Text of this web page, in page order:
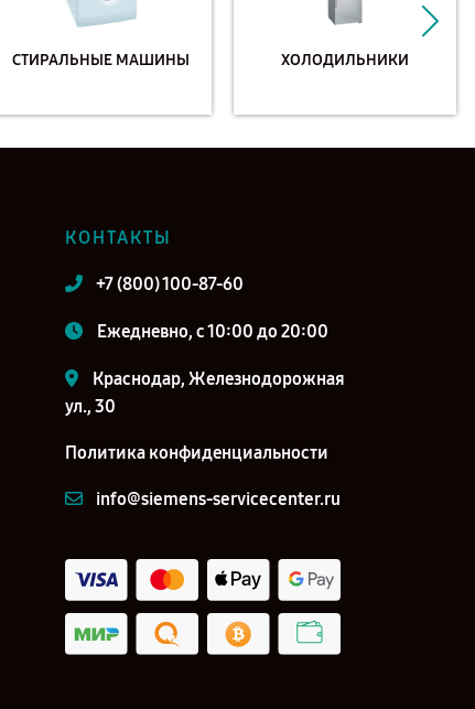
СТИРАЛЬНЫЕ МАШИНЫ ХОЛОДИЛЬНИКИ
КОНТАКТЫ
+7 (800) 100-87-60
Ежедневно, с 10:00 до 20:00
Краснодар, Железнодорожная
ул., 30
Политика конфиденциальности
info@siemens-servicecenter.ru